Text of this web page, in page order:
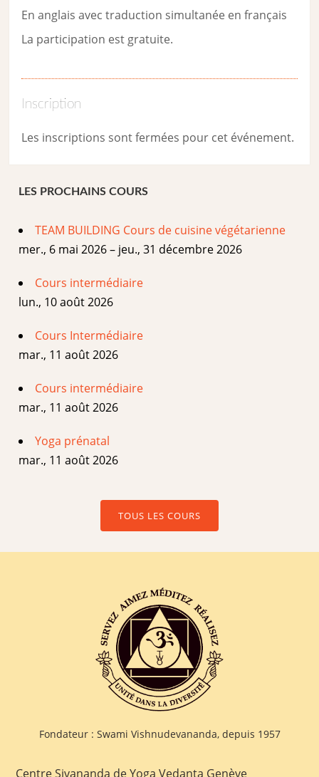
En anglais avec traduction simultanée en français
La participation est gratuite.
Inscription
Les inscriptions sont fermées pour cet événement.
LES PROCHAINS COURS
TEAM BUILDING Cours de cuisine végétarienne
mer., 6 mai 2026 – jeu., 31 décembre 2026
Cours intermédiaire
lun., 10 août 2026
Cours Intermédiaire
mar., 11 août 2026
Cours intermédiaire
mar., 11 août 2026
Yoga prénatal
mar., 11 août 2026
TOUS LES COURS
Fondateur : Swami Vishnudevananda, depuis 1957
Centre Sivananda de Yoga Vedanta Genève